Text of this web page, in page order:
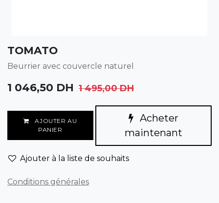
TOMATO
Beurrier avec couvercle naturel
1 046,50 DH 1 495,00DH
AJOUTER AU
PANIER
Acheter
maintenant
Ajouter à la liste de souhaits
Conditions générales